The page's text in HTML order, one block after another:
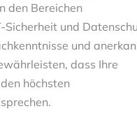
den Bereichen
und
und
dass Ihre
höchsten